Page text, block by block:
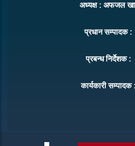
अध्यक्ष : अफजल
प्रधान सम्पादक :
प्रबन्ध निर्देशक :
कार्यकारी सम्पादक :